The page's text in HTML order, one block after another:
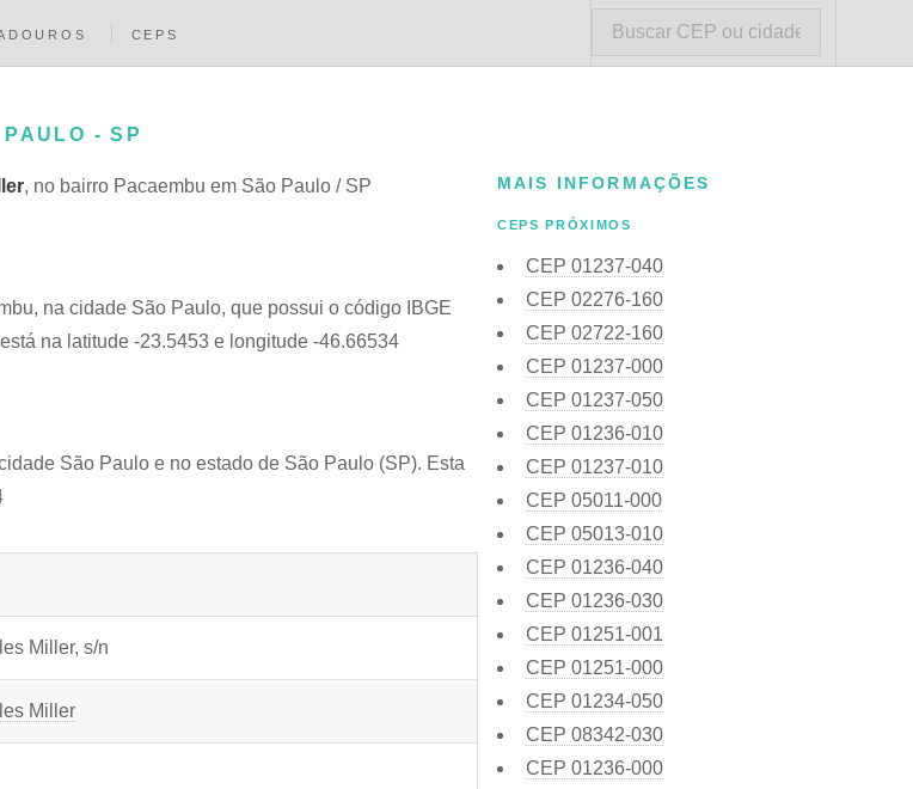
CEPS
- SP
, no bairro Pacaembu em São Paulo / SP
na cidade São Paulo, que possui o código IBGE
na latitude -23.5453 e longitude -46.66534
São Paulo e no estado de São Paulo (SP). Esta
Miller, s/n
Miller
MAIS INFORMAÇÕES
CEPS PRÓXIMOS
CEP 01237-040
CEP 02276-160
CEP 02722-160
CEP 01237-000
CEP 01237-050
CEP 01236-010
CEP 01237-010
CEP 05011-000
CEP 05013-010
CEP 01236-040
CEP 01236-030
CEP 01251-001
CEP 01251-000
CEP 01234-050
CEP 08342-030
CEP 01236-000